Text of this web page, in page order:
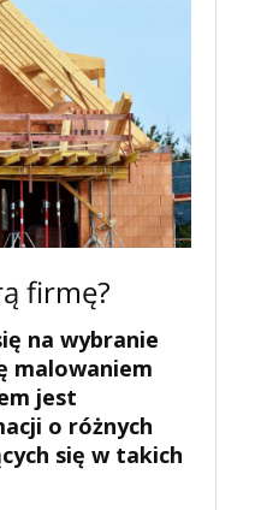
firmę?
na wybranie
malowaniem
jest
o różnych
się w takich